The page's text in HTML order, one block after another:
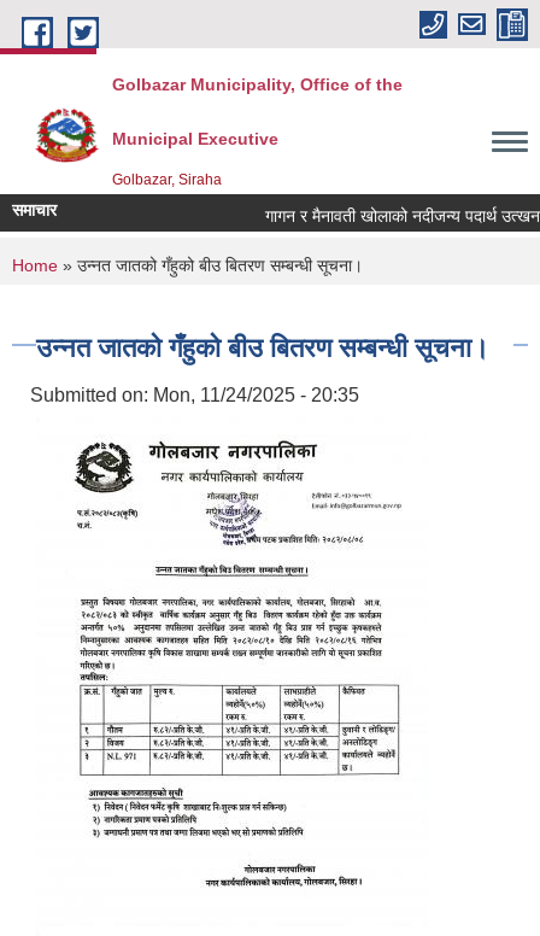
Skip to main content
Golbazar Municipality, Office of the
Municipal Executive
Golbazar, Siraha
समाचार गागन र मैनावती खोलाको नदीजन्य पदार्थ
You are here
Home » उन्नत जातको गँहुको बीउ बितरण सम्बन्धी सूचना।
उन्नत जातको गँहुको बीउ बितरण सम्बन्धी सूचना।
Submitted on: Mon, 11/24/2025 - 20:35